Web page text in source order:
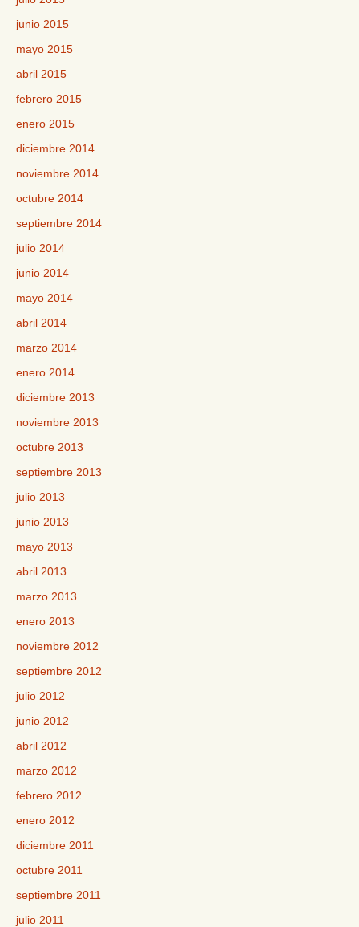
junio 2015
mayo 2015
abril 2015
febrero 2015
enero 2015
diciembre 2014
noviembre 2014
octubre 2014
septiembre 2014
julio 2014
junio 2014
mayo 2014
abril 2014
marzo 2014
enero 2014
diciembre 2013
noviembre 2013
octubre 2013
septiembre 2013
julio 2013
junio 2013
mayo 2013
abril 2013
marzo 2013
enero 2013
noviembre 2012
septiembre 2012
julio 2012
junio 2012
abril 2012
marzo 2012
febrero 2012
enero 2012
diciembre 2011
octubre 2011
septiembre 2011
julio 2011